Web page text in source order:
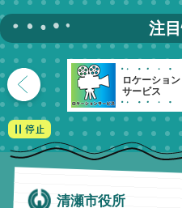
注
ロケーション
サービス
清瀬市役所